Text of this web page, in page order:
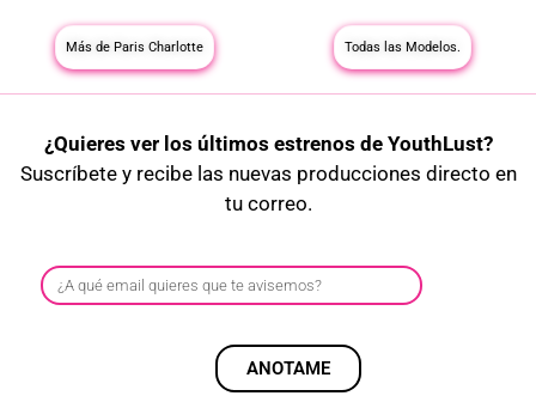
Más de Paris Charlotte Todas las Modelos.
¿Quieres ver los últimos estrenos de YouthLust?
Suscríbete y recibe las nuevas producciones directo en
tu correo.
ANOTAME